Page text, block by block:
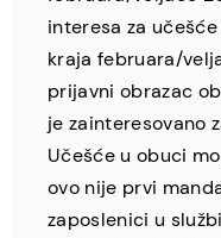
interesa za
kraja februara/
prijavni obrazac
je zainteresovano
Učešće u obuci
ovo nije prvi
zaposlenici u